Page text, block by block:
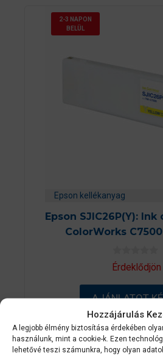
Hozzájárulás
A legjobb élmény biztosítása érdekében
használunk, mint a cookie-k. Ezen
lehetővé teszi számunkra, hogy olyan
2-3 NAPON
BELÜL
Epson kellékanyag
Epson SJIC26P(Y):
ColorWorks
0
a
-
ő
l
Érdeklődjön
AJÁNLATOT
2-3 NAPON